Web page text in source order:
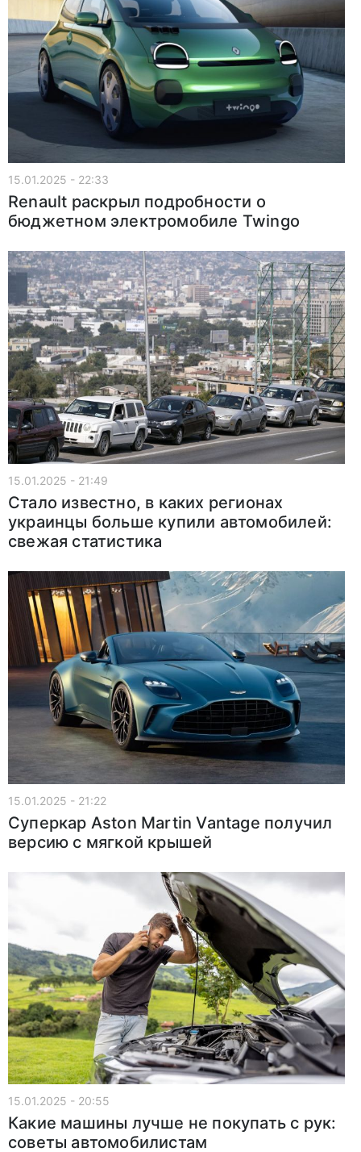
15.01.2025 - 22:33
Renault раскрыл подробности о
бюджетном электромобиле Twingo
15.01.2025 - 21:49
Стало известно, в каких регионах
украинцы больше купили автомобилей:
свежая статистика
15.01.2025 - 21:22
Суперкар Aston Martin Vantage получил
версию с мягкой крышей
15.01.2025 - 20:55
Какие машины лучше не покупать с рук:
советы автомобилистам